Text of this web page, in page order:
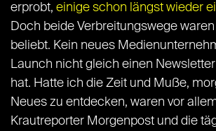
erprobt, einige schon längst wieder
Doch beide Verbreitungswege
beliebt. Kein neues
Launch nicht gleich einen
hat. Hatte ich die Zeit und Muße,
Neues zu entdecken, waren vor
Krautreporter Morgenpost und die